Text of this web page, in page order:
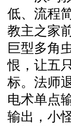
低、流程
教主之家
巨型多角
恨，让五
标。法师
电术单点
输出，小